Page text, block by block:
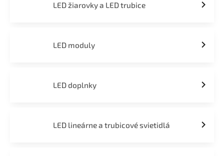
LED žiarovky a LED trubice
LED moduly
LED doplnky
LED lineárne a trubicové svietidlá